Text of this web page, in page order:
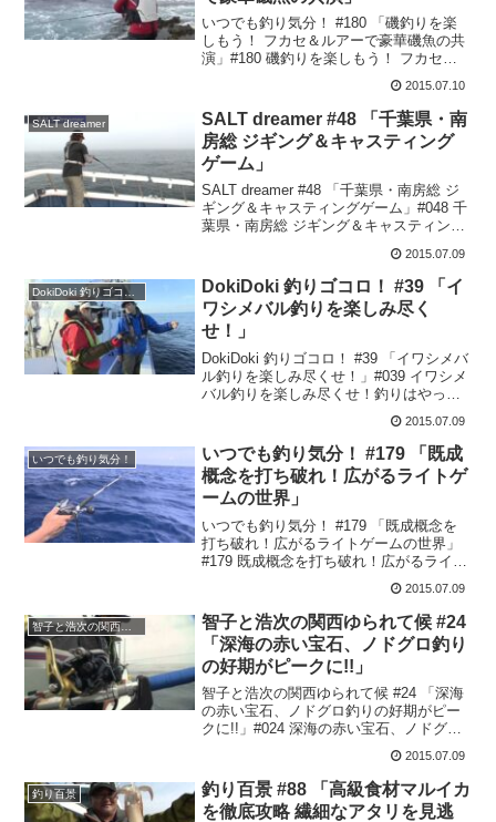
いつでも釣り気分！ #180 「磯釣りを楽
しもう！ フカセ＆ルアーで豪華磯魚の共
演」#180 磯釣りを楽しもう！ フカセ＆
ルアーで豪華磯魚の共演平和卓也 使用タ
ックル①ロッド :ラフィーネ 1号リール
:BB-Xハイパーフォース C3000...
2015.07.10
SALT dreamer
SALT dreamer #48 「千葉県・南
房総 ジギング＆キャスティング
ゲーム」
SALT dreamer #48 「千葉県・南房総 ジ
ギング＆キャスティングゲーム」#048 千
葉県・南房総 ジギング＆キャスティング
ョアのビッグゲームまで夢に溢れた海の
ルアーフィッシングをお届けする「S...
2015.07.09
DokiDoki 釣りゴコロ！
DokiDoki 釣りゴコロ！ #39 「イ
ワシメバル釣りを楽しみ尽く
せ！」
DokiDoki 釣りゴコロ！ #39 「イワシメバ
ル釣りを楽しみ尽くせ！」#039 イワシメ
バル釣りを楽しみ尽くせ！釣りはやって
そう…そんな風に思って二の足を踏んで
いる人は以外と多いはず。でも実は一歩
踏...
2015.07.09
いつでも釣り気分！
いつでも釣り気分！ #179 「既成
概念を打ち破れ！広がるライトゲ
ームの世界」
いつでも釣り気分！ #179 「既成概念を
打ち破れ！広がるライトゲームの世界」
#179 既成概念を打ち破れ！広がるライト
クル ①ロッド : ライトゲームリミテッド
TYPE73 MH200リール : フ...
2015.07.09
智子と浩次の関西ゆられて候
智子と浩次の関西ゆられて候 #24
「深海の赤い宝石、ノドグロ釣り
の好期がピークに!!」
智子と浩次の関西ゆられて候 #24 「深海
の赤い宝石、ノドグロ釣りの好期がピー
クに!!」#024 深海の赤い宝石、ノドグロ
に恵まれた関西の海。そんな魅力あふれ
るフィールドにおける旬の沖釣りをビギ
ナー阪...
2015.07.09
釣り百景
釣り百景 #88 「高級食材マルイカ
を徹底攻略 繊細なアタリを見逃